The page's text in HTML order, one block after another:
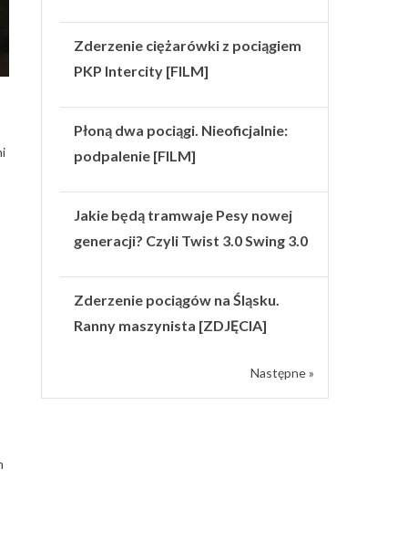
Zderzenie ciężarówki z pociągiem
PKP Intercity [FILM]
Płoną dwa pociągi. Nieoficjalnie:
podpalenie [FILM]
Jakie będą tramwaje Pesy nowej
generacji? Czyli Twist 3.0 Swing 3.0
Zderzenie pociągów na Śląsku.
Ranny maszynista [ZDJĘCIA]
Następne »